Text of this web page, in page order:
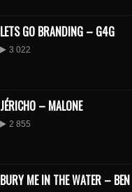
LETS GO BRANDING – G4G
3 022
JÉRICHO – MALONE
2 855
BURY ME IN THE WATER –